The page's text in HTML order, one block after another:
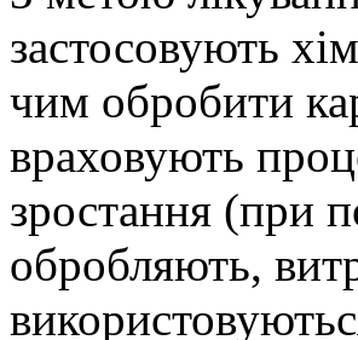
застосовують
чим обробити
враховують
зростання (при
обробляють,